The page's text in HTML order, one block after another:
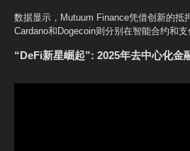
数据显示，Mutuum Finance凭借创新的抵
Cardano和Dogecoin则分别在智能合约和支
“DeFi新星崛起”: 2025年去中心化金